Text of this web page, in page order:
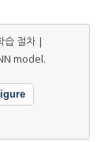
습 절차 |
model.